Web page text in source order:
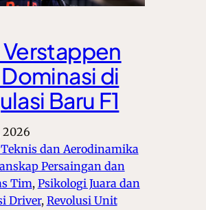
Verstappen
di
Baru F1
2026
dan Aerodinamika
Persaingan dan
Tim, Psikologi Juara dan
Driver, Revolusi Unit